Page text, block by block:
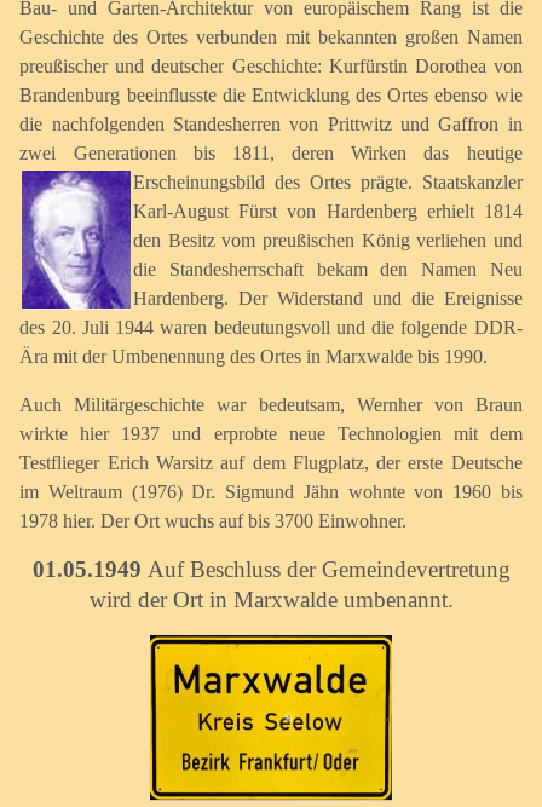
Bau- und Garten-Architektur von europäischem Rang ist die
Geschichte des Ortes verbunden mit bekannten großen Namen
preußischer und deutscher Geschichte: Kurfürstin Dorothea von
Brandenburg beeinflusste die Entwicklung des Ortes ebenso wie
die nachfolgenden Standesherren von Prittwitz und Gaffron in
zwei Generationen bis 1811, deren Wirken das heutige
Erscheinungsbild des Ortes prägte. Staatskanzler
Karl-August Fürst von Hardenberg erhielt 1814
den Besitz vom preußischen König verliehen und
die Standesherrschaft bekam den Namen Neu
Hardenberg. Der Widerstand und die Ereignisse
des 20. Juli 1944 waren bedeutungsvoll und die folgende DDR-
Ära mit der Umbenennung des Ortes in Marxwalde bis 1990.
Auch Militärgeschichte war bedeutsam, Wernher von Braun
wirkte hier 1937 und erprobte neue Technologien mit dem
Testflieger Erich Warsitz auf dem Flugplatz, der erste Deutsche
im Weltraum (1976) Dr. Sigmund Jähn wohnte von 1960 bis
1978 hier. Der Ort wuchs auf bis 3700 Einwohner.
01.05.1949 Auf Beschluss der Gemeindevertretung
wird der Ort in Marxwalde umbenannt.